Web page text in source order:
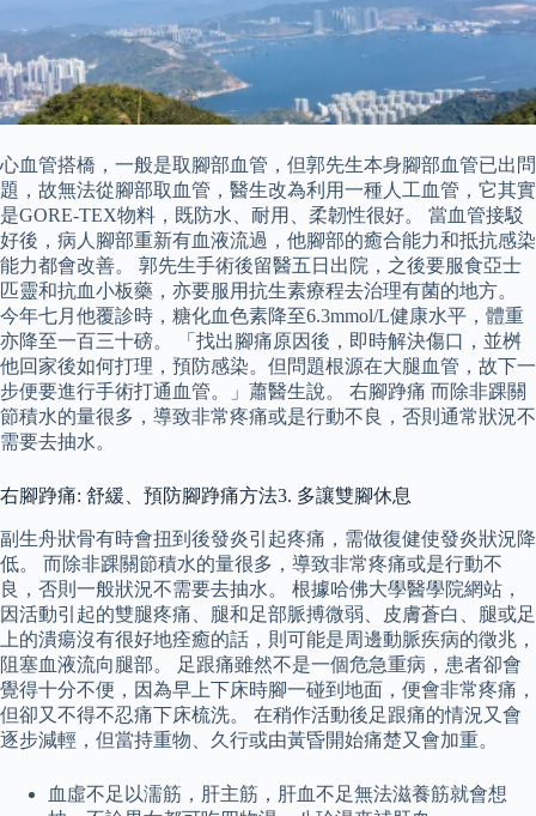
心血管搭橋，一般是取腳部血管，但郭先生本身腳部血管已出問
題，故無法從腳部取血管，醫生改為利用一種人工血管，它其實
是GORE-TEX物料，既防水、耐用、柔韌性很好。 當血管接駁
好後，病人腳部重新有血液流過，他腳部的癒合能力和抵抗感染
能力都會改善。 郭先生手術後留醫五日出院，之後要服食亞士
匹靈和抗血小板藥，亦要服用抗生素療程去治理有菌的地方。
今年七月他覆診時，糖化血色素降至6.3mmol/L健康水平，體重
亦降至一百三十磅。 「找出腳痛原因後，即時解決傷口，並桝
他回家後如何打理，預防感染。但問題根源在大腿血管，故下一
步便要進行手術打通血管。」蕭醫生說。 右腳踭痛 而除非踝關
節積水的量很多，導致非常疼痛或是行動不良，否則通常狀況不
需要去抽水。
右腳踭痛: 舒緩、預防腳踭痛方法3. 多讓雙腳休息
副生舟狀骨有時會扭到後發炎引起疼痛，需做復健使發炎狀況降
低。 而除非踝關節積水的量很多，導致非常疼痛或是行動不
良，否則一般狀況不需要去抽水。 根據哈佛大學醫學院網站，
因活動引起的雙腿疼痛、腿和足部脈搏微弱、皮膚蒼白、腿或足
上的潰瘍沒有很好地痊癒的話，則可能是周邊動脈疾病的徵兆，
阻塞血液流向腿部。 足跟痛雖然不是一個危急重病，患者卻會
覺得十分不便，因為早上下床時腳一碰到地面，便會非常疼痛，
但卻又不得不忍痛下床梳洗。 在稍作活動後足跟痛的情況又會
逐步減輕，但當持重物、久行或由黃昏開始痛楚又會加重。
血虛不足以濡筋，肝主筋，肝血不足無法滋養筋就會想